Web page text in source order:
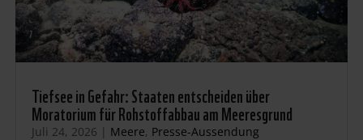
Tiefsee in Gefahr: Staaten entscheiden über
Moratorium für Rohstoffabbau am Meeresgrund
Juli 24, 2026 | Meere, Presse-Aussendung